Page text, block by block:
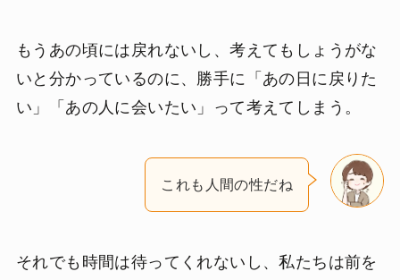
もうあの頃には戻れないし、考えてもしょうがな
いと分かっているのに、勝手に「あの日に戻りた
い」「あの人に会いたい」って考えてしまう。
これも人間の性だね
それでも時間は待ってくれないし、私たちは前を